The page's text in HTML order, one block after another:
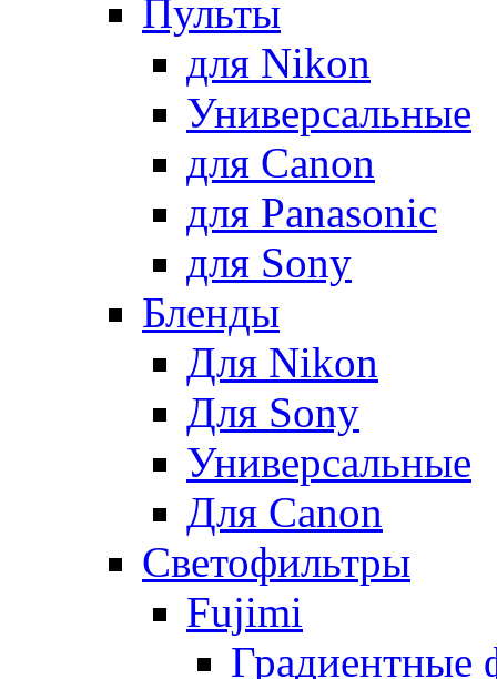
Пульты
для Nikon
Универсальные
для Canon
для Panasonic
для Sony
Бленды
Для Nikon
Для Sony
Универсальные
Для Canon
Светофильтры
Fujimi
Градиентные